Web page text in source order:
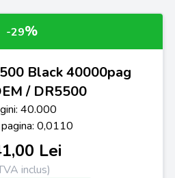
-29%
Black 40000pag
/ DR5500
40.000
0,0110
Lei
inclus)